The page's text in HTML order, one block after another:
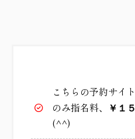
こちらの予約サイ
のみ指名料、
￥１
(^^)